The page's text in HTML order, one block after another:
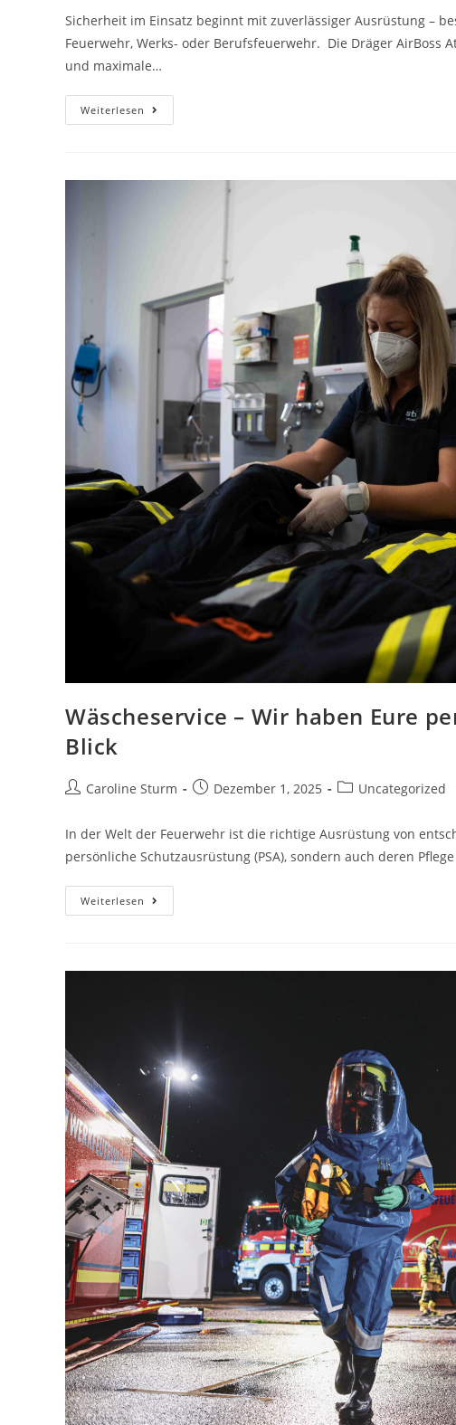
Sicherheit im Einsatz beginnt mit zuverlässiger Ausrüstung –
Feuerwehr, Werks- oder Berufsfeuerwehr. Die Dräger AirBoss
und maximale…
Weiterlesen
Wäscheservice – Wir haben Eure
Blick
Caroline Sturm Dezember 1, 2025 Uncategorized
In der Welt der Feuerwehr ist die richtige Ausrüstung von
persönliche Schutzausrüstung (PSA), sondern auch deren
Weiterlesen